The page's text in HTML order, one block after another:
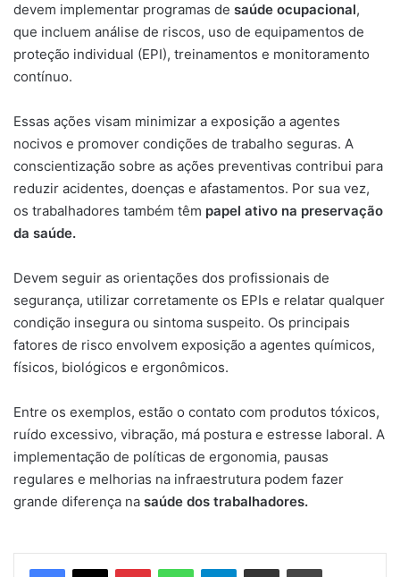
devem implementar programas de saúde ocupacional,
que incluem análise de riscos, uso de equipamentos de
proteção individual (EPI), treinamentos e monitoramento
contínuo.
Essas ações visam minimizar a exposição a agentes
nocivos e promover condições de trabalho seguras. A
conscientização sobre as ações preventivas contribui para
reduzir acidentes, doenças e afastamentos. Por sua vez,
os trabalhadores também têm papel ativo na preservação
da saúde.
Devem seguir as orientações dos profissionais de
segurança, utilizar corretamente os EPIs e relatar qualquer
condição insegura ou sintoma suspeito. Os principais
fatores de risco envolvem exposição a agentes químicos,
físicos, biológicos e ergonômicos.
Entre os exemplos, estão o contato com produtos tóxicos,
ruído excessivo, vibração, má postura e estresse laboral. A
implementação de políticas de ergonomia, pausas
regulares e melhorias na infraestrutura podem fazer
grande diferença na saúde dos trabalhadores.
PinterestWhatsAppTelegramCompartilhar via e-mail Imprimir